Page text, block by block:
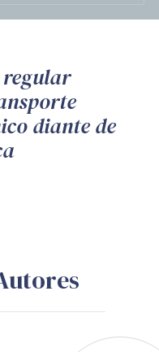
regular
diante de